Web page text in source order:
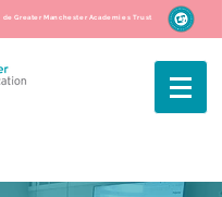
de Greater Manchester Academies Trust